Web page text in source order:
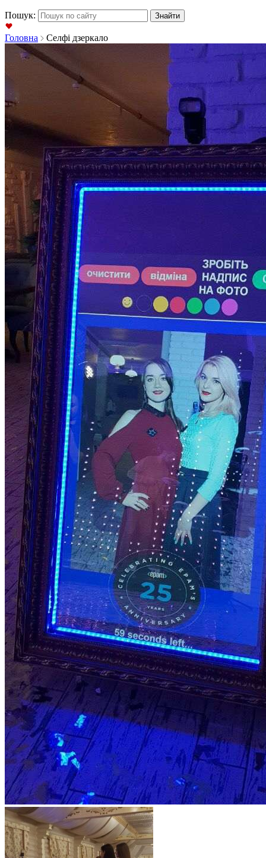
Пошук:
Головна Селфі дзеркало